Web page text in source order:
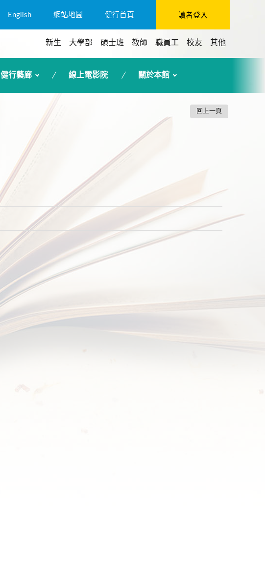
English 網站地圖 健行首頁 讀者登入
新生 大學部 碩士班 教師 職員工 校友 其他
健行藝廊 線上電影院 關於本館
回上一頁